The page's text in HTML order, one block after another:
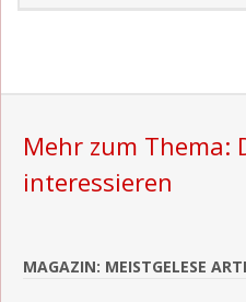
Mehr zum Thema:
interessieren
MAGAZIN: MEISTGELESE